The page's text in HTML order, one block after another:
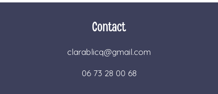
COMPRENDRE
TERRAIN
Contact
clarablicq@gmail.com
06 73 28 00 68